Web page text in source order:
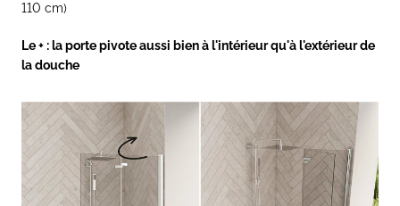
110 cm)
Le + : la porte pivote aussi bien à l'intérieur qu'à l'extérieur de
la douche